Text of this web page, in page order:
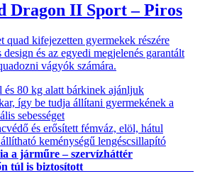
Dragon II Sport – Piros
quad kifejezetten gyermekek részére
és az egyedi megjelenés garantált
vágyók számára.
és 80 kg alatt bárkinek ajánljuk
így be tudja állítani gyermekének a
sebességet
és erősített fémváz, elöl, hátul
keménységű lengéscsillapító
a járműre – szervízháttér
túl is biztosított